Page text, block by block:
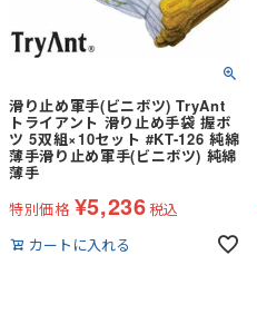
滑り止め軍手(ビニボツ) TryAnt
トライアント 滑り止め手袋 握ボ
ツ 5双組×10セット #KT-126 純綿
薄手滑り止め軍手(ビニボツ) 純綿
薄手
特別価格 ¥5,236税込
カートに入れる